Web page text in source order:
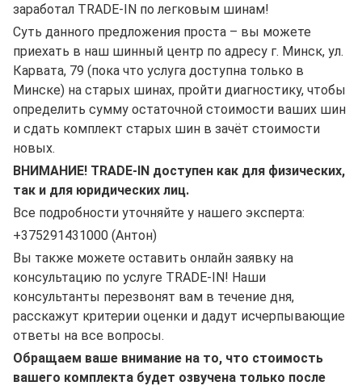
заработал TRADE-IN по легковым шинам!
Суть данного предложения проста – вы можете
приехать в наш шинный центр по адресу г. Минск, ул.
Карвата, 79 (пока что услуга доступна только в
Минске) на старых шинах, пройти диагностику, чтобы
определить сумму остаточной стоимости ваших шин
и сдать комплект старых шин в зачёт стоимости
новых.
ВНИМАНИЕ! TRADE-IN доступен как для физических,
так и для юридических лиц.
Все подробности уточняйте у нашего эксперта:
+375291431000 (Антон)
Вы также можете оставить онлайн заявку на
консультацию по услуге TRADE-IN! Наши
консультанты перезвонят вам в течение дня,
расскажут критерии оценки и дадут исчерпывающие
ответы на все вопросы.
Обращаем ваше внимание на то, что стоимость
вашего комплекта будет озвучена только после